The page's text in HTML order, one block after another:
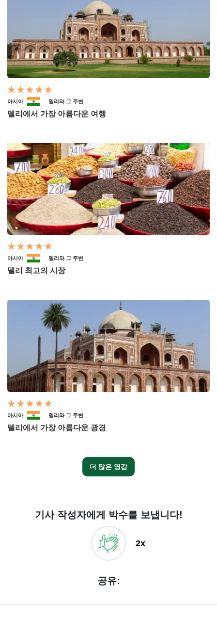
아시아 델리와 그 주변
델리에서 가장 아름다운 여행
아시아 델리와 그 주변
델리 최고의 시장
아시아 델리와 그 주변
델리에서 가장 아름다운 광경
더 많은 영감
기사 작성자에게 박수를 보냅니다!
2x
공유: